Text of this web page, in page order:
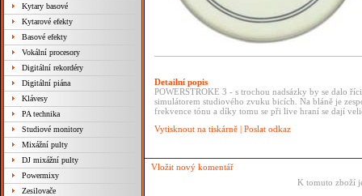
Kytary basové
Kytarové efekty
Basové efekty
Vokální procesory
Digitální rekordéry
Digitální piána
Klávesy
PA technika
Studiové monitory
Mixážní pulty
DJ mixážní pulty
Powermixy
Zesilovače
Detailní popis
POWERSTROKE 3 - s trochou nadsázky by se dalo
simulátorem studiového zvuku bicích. Na bláně je
frekvence tónu a díky tomu se při live hraní se dají
Vytisknout na tiskárně | Poslat odkaz
Vložit nový komentář
K tomuto zboží